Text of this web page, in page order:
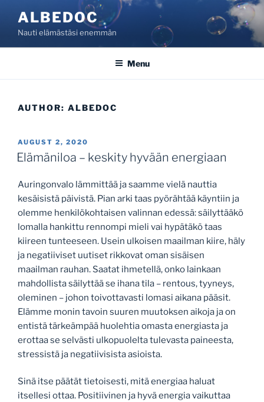
content
ALBEDOC
Nauti elämästäsi enemmän
Menu
AUTHOR: ALBEDOC
POSTED
ON
AUGUST 2, 2020
Elämäniloa – keskity hyvään energiaan
Auringonvalo lämmittää ja saamme vielä nauttia
kesäisistä päivistä. Pian arki taas pyörähtää käyntiin ja
olemme henkilökohtaisen valinnan edessä: säilyttääkö
lomalla hankittu rennompi mieli vai hypätäkö taas
kiireen tunteeseen. Usein ulkoisen maailman kiire, häly
ja negatiiviset uutiset rikkovat oman sisäisen
maailman rauhan. Saatat ihmetellä, onko lainkaan
mahdollista säilyttää se ihana tila – rentous, tyyneys,
oleminen – johon toivottavasti lomasi aikana pääsit.
Elämme monin tavoin suuren muutoksen aikoja ja on
entistä tärkeämpää huolehtia omasta energiasta ja
erottaa se selvästi ulkopuolelta tulevasta paineesta,
stressistä ja negatiivisista asioista.
Sinä itse päätät tietoisesti, mitä energiaa haluat
itsellesi ottaa. Positiivinen ja hyvä energia vaikuttaa